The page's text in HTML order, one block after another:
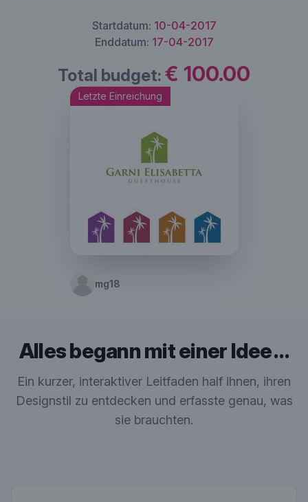
Startdatum: 10-04-2017
Enddatum: 17-04-2017
Total budget: € 100.00
Letzte Einreichung
mg18
Alles begann mit einer Idee …
Ein kurzer, interaktiver Leitfaden half ihnen, ihren
Designstil zu entdecken und erfasste genau, was
sie brauchten.